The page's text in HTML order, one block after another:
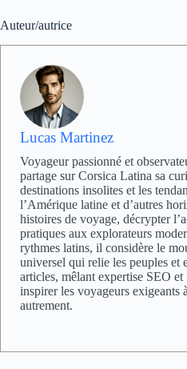
Auteur/autrice
Lucas Martinez
Voyageur passionné et
partage sur Corsica Latina sa
destinations insolites et les
l’Amérique latine et d’autres
histoires de voyage, décrypter
pratiques aux explorateurs
rythmes latins, il considère le
universel qui relie les peuples et
articles, mêlant expertise SEO
inspirer les voyageurs exigeants
autrement.